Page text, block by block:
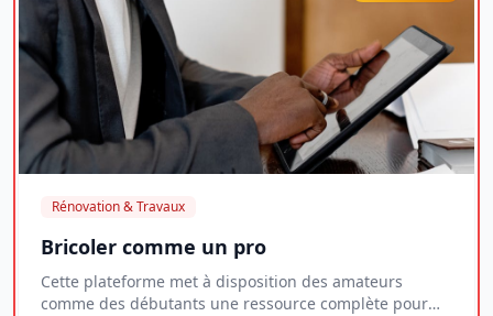
Rénovation & Travaux
Bricoler comme un pro
Cette plateforme met à disposition des amateurs
comme des débutants une ressource complète pour